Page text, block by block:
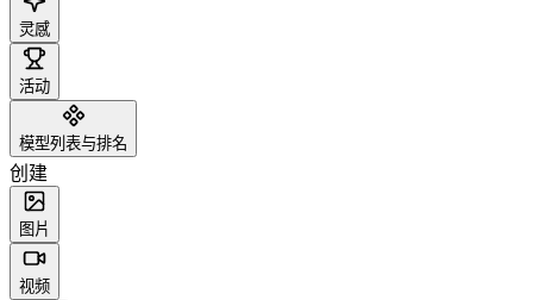
灵感
活动
模型列表与排名
创建
图片
视频